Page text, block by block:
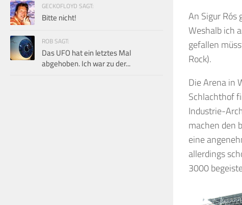
An Sigur
Weshalb ich
gefallen
Rock).
Die Arena in
Schlachthof
Industrie-
machen den
eine
allerdings
3000
GECKOFLOYD SAGT:
Bitte nicht!
ROB SAGT:
Das UFO hat ein letztes Mal
abgehoben. Ich war zu der...